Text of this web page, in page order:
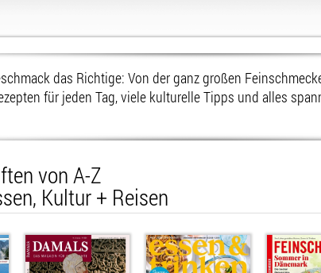
das Richtige: Von der ganz großen
für jeden Tag, viele kulturelle Tipps und alles
von A-Z
Kultur + Reisen